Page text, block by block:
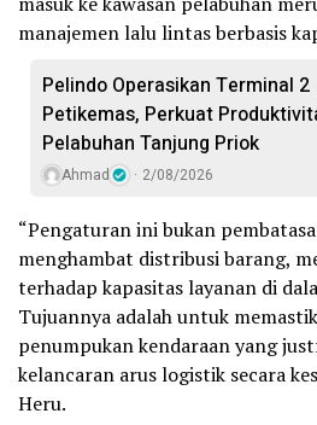
manajemen lalu lintas berbasis
Pelindo Operasikan Terminal 2
Petikemas, Perkuat
Pelabuhan Tanjung Priok
Ahmad 2/08/2026
“Pengaturan ini bukan
menghambat distribusi barang,
terhadap kapasitas layanan di
Tujuannya adalah untuk
penumpukan kendaraan yang
kelancaran arus logistik secara
Heru.